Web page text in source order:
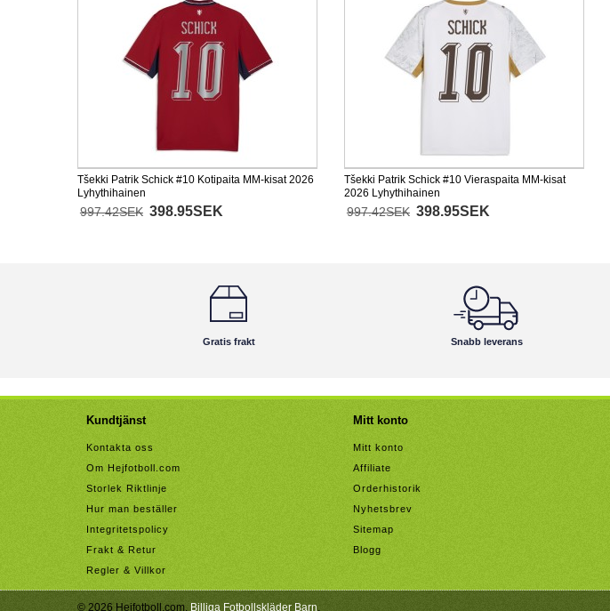
Tšekki Patrik Schick #10 Kotipaita MM-kisat 2026
Lyhythihainen
997.42SEK 398.95SEK
Tšekki Patrik Schick #10 Vieraspaita MM-kisat
2026 Lyhythihainen
997.42SEK 398.95SEK
Gratis frakt Snabb leverans
Kundtjänst
Kontakta oss
Om Hejfotboll.com
Storlek Riktlinje
Hur man beställer
Integritetspolicy
Frakt & Retur
Regler & Villkor
Mitt konto
Mitt konto
Affiliate
Orderhistorik
Nyhetsbrev
Sitemap
Blogg
© 2026 Hejfotboll.com. Billiga Fotbollskläder Barn.